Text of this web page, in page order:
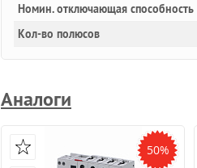
Номин. отключающая способность
Кол-во полюсов
Аналоги
50%